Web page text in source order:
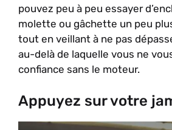
pouvez peu à peu essayer
molette ou gâchette un peu
tout en veillant à ne pas
au-delà de laquelle vous ne
confiance sans le moteur.
Appuyez sur votre